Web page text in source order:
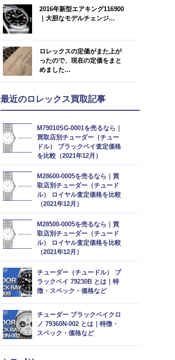
2016年新型エアキング116900
｜大胆なモデルチェンジ...
ロレックスの定価がまた上が
ったので、現在の定価をまと
めました...
最近のロレックス買取記事
M79010SG-0001を売るなら｜
買取店別チューダー（チュー
ドル） ブラックベイ査定価格
を比較（2021年12月）
M28600-0005を売るなら｜買
取店別チューダー（チュード
ル） ロイヤル査定価格を比較
（2021年12月）
M28500-0005を売るなら｜買
取店別チューダー（チュード
ル） ロイヤル査定価格を比較
（2021年12月）
チューダー（チュードル） ブ
ラックベイ 79230B とは｜特
徴・スペック・価格など
チューダー ブラックベイクロ
ノ 79360N-002 とは｜特徴・
スペック・価格など